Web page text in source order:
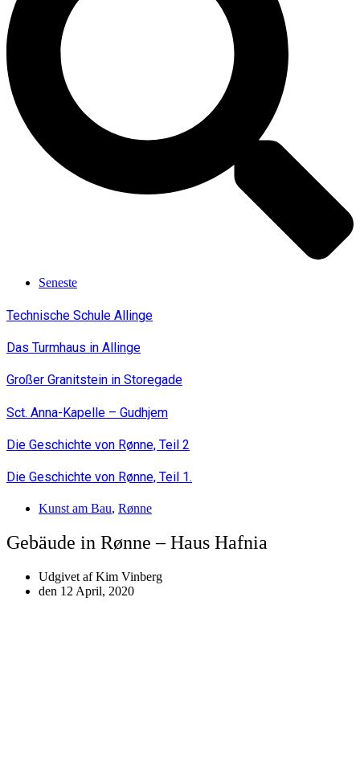
Seneste
Technische Schule Allinge
Das Turmhaus in Allinge
Großer Granitstein in Storegade
Sct. Anna-Kapelle – Gudhjem
Die Geschichte von Rønne, Teil 2
Die Geschichte von Rønne, Teil 1.
Kunst am Bau, Rønne
Gebäude in Rønne – Haus Hafnia
Udgivet afKim Vinberg
den 12 April, 2020